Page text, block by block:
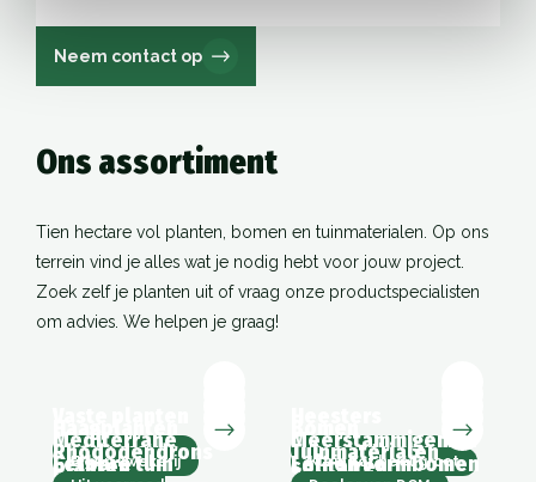
Neem contact op
Ons assortiment
Tien hectare vol planten, bomen en tuinmaterialen. Op ons
terrein vind je alles wat je nodig hebt voor jouw project.
Zoek zelf je planten uit of vraag onze productspecialisten
om advies. We helpen je graag!
1200+ soorten In- en uitheems
Eigen kwekerij Klein tot heel groot
Mediterrane
planten
Meerstammigen en
solitairen
Rhododendrons Tuinmaterialen
Eetbare tuin Lei- en vormbomen